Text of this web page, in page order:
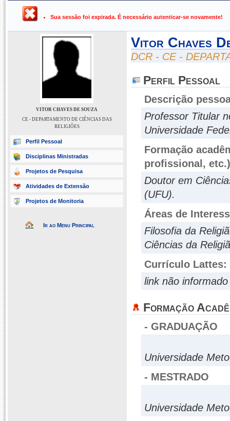
UFPB ›
Sua sessão foi expirada. É necessário autenticar-se novamente!
VITOR CHAVES DE SOUZA
CE - DEPARTAMENTO DE CIÊNCIAS DAS
RELIGIÕES
Perfil Pessoal
Disciplinas Ministradas
Projetos de Pesquisa
Atividades de Extensão
Projetos de Monitoria
Ir ao Menu Principal
Vitor Chaves
DCR - CE -
Perfil Pessoal
Descrição
Professor Titular
Universidade
Formação
profissional, etc.)
Doutor em
(UFU).
Áreas de
Filosofia da
Ciências da
Currículo Lattes:
link não informado
Formação
- GRADUAÇÃO
Universidade
- MESTRADO
Universidade